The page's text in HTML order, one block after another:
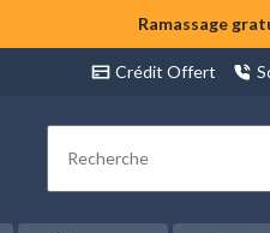
Ramassage
Crédit Offert
Rechercher